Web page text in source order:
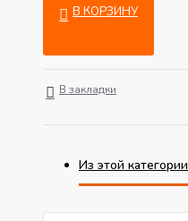
В КОРЗИНУ
В закладки
Из этой категории